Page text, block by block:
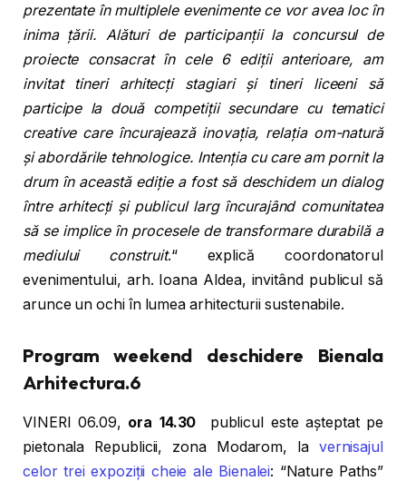
prezentate în multiplele evenimente ce vor avea loc în
inima țării. Alături de participanții la concursul de
proiecte consacrat în cele 6 ediții anterioare, am
invitat tineri arhitecți stagiari și tineri liceeni să
participe la două competiții secundare cu tematici
creative care încurajează inovația, relația om-natură
și abordările tehnologice. Intenția cu care am pornit la
drum în această ediție a fost să deschidem un dialog
între arhitecți și publicul larg încurajând comunitatea
să se implice în procesele de transformare durabilă a
mediului construit.“ explică coordonatorul
evenimentului, arh. Ioana Aldea, invitând publicul să
arunce un ochi în lumea arhitecturii sustenabile.
Program weekend deschidere Bienala
Arhitectura.6
VINERI 06.09, ora 14.30 publicul este așteptat pe
pietonala Republicii, zona Modarom, la vernisajul
celor trei expoziții cheie ale Bienalei: “Nature Paths”